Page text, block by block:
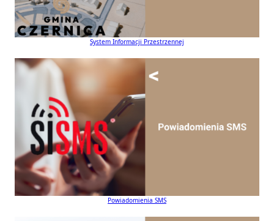
System Informacji Przestrzennej
Powiadomienia SMS